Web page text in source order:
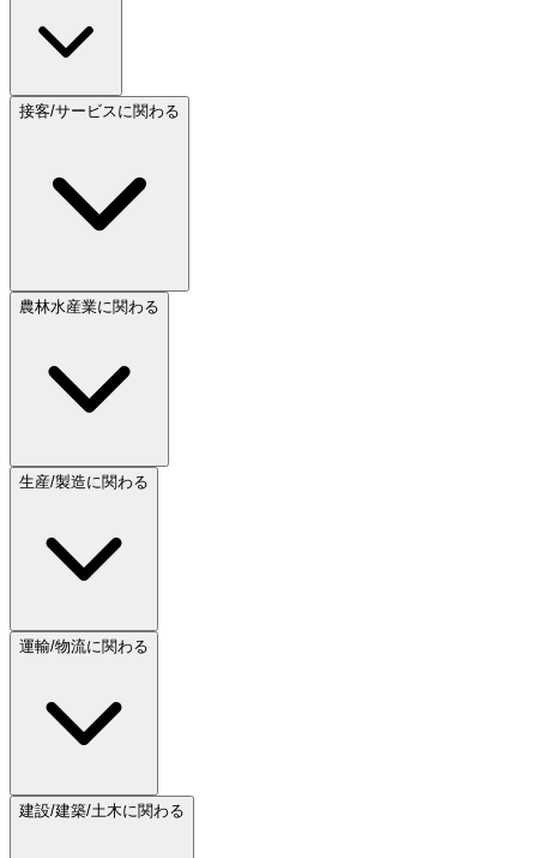
接客/サービスに関わる
農林水産業に関わる
生産/製造に関わる
運輸/物流に関わる
建設/建築/土木に関わる